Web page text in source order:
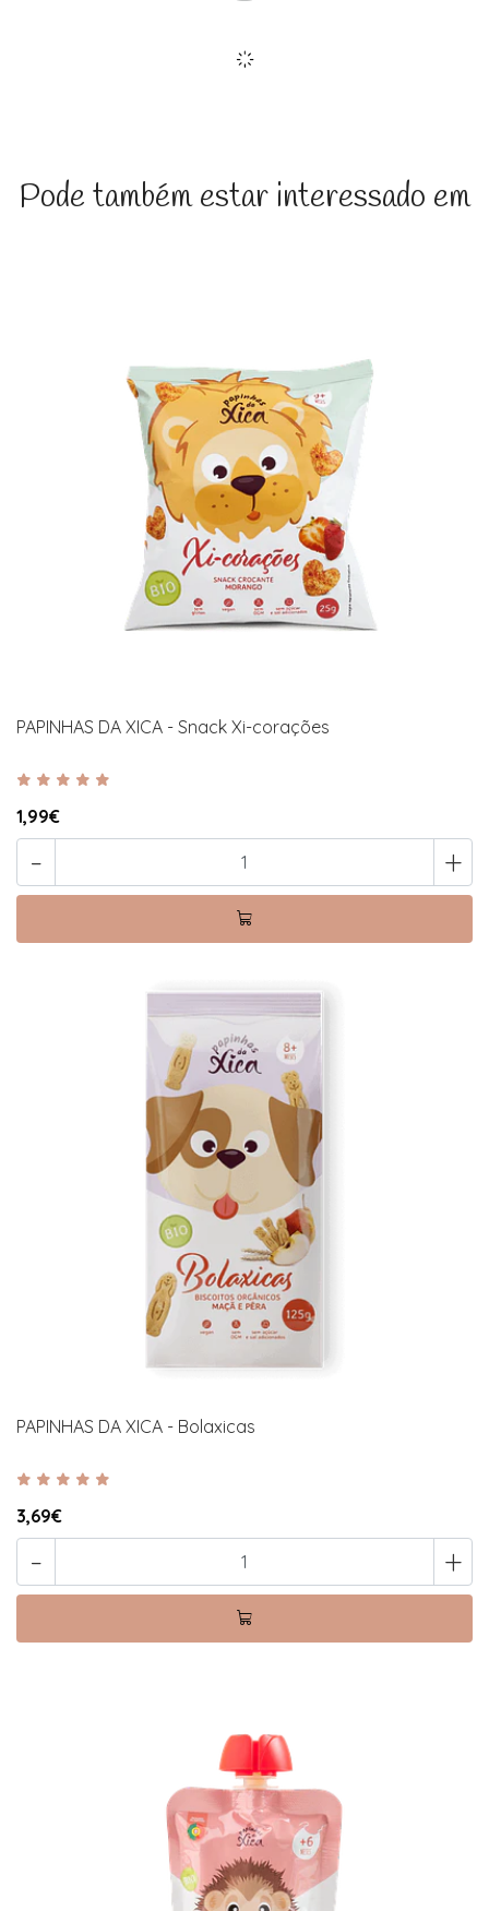
Pode também estar interessado em
PAPINHAS DA XICA - Snack Xi-corações
1,99€
- +
PAPINHAS DA XICA - Bolaxicas
3,69€
- +